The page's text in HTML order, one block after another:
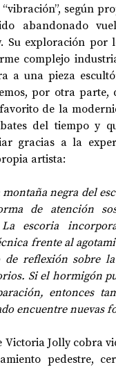
según
abandonado
Su exploración por
complejo
a una pieza
por otra
de la
del tiempo y
artista:
montaña negra del
de atención
escoria
frente al
reflexión sobre
Si el hormigón
entonces
encuentre nuevas
Victoria Jolly cobra
pedestre,